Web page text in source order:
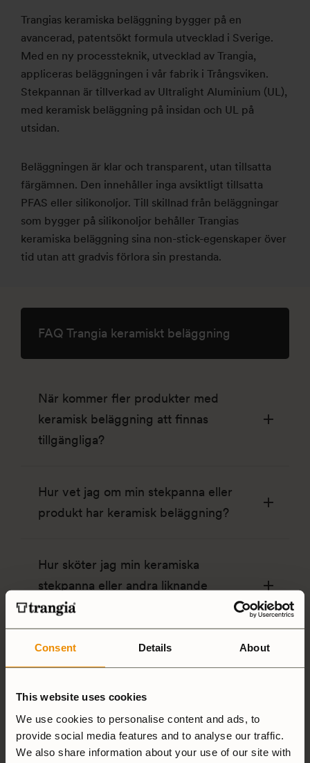
Consent Details About
This website uses cookies
We use cookies to personalise content and ads, to
provide social media features and to analyse our traffic.
We also share information about your use of our site with
Trangias keramiska beläggning bygger på en
avancerad, patentsökt formula utvecklad i Sverige.
Med en ny processteknik, utvecklad av Trangia,
appliceras beläggningen i vår fabrik i Trångsviken.
Stekpannan är tillverkad av Ultralight Aluminium (UL),
med keramisk beläggning på insidan och UL på
utsidan.
Beläggningen är klar och transparent, utan tillsatta
färgämnen. Den innehåller inga avsiktligt tillsatta
PFAS eller silikonoljor. Till skillnad från beläggningar
som bygger på silikonoljor behåller Trangias
keramiska beläggning sina non-stick-egenskaper över
tid utan att gradvis förlora sin prestanda.
FAQ Trangia keramiskt beläggning
När kommer fler produkter med
keramisk beläggning att finnas
tillgängliga?
Hur vet jag om min stekpanna eller
produkt har keramisk beläggning?
Hur sköter jag min keramiska
stekpanna eller andra liknande
produkter?
Vad är keramisk beläggning?